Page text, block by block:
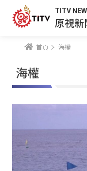
TITV
原視新
首頁 海權
海權